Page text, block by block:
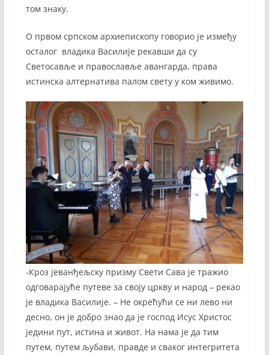
том знаку.
О првом српском архиепископу говорио је између
осталог владика Василије рекавши да су
Светосавље и православље авангарда, права
истинска алтернатива палом свету у ком живимо.
-Кроз јеванђељску призму Свети Сава је тражио
одговарајуће путеве за своју цркву и народ – рекао
је владика Василије. – Не окрећући се ни лево ни
десно, он је добро знао да је господ Исус Христос
једини пут, истина и живот. На нама је да тим
путем, путем љубави, правде и сваког интегритета